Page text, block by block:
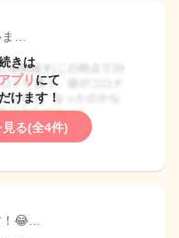
…
きは
プリ にて
けます！
る(全4件)
😂…